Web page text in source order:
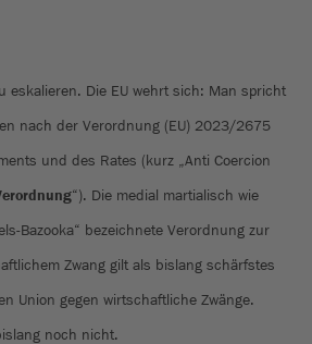
eskalieren. Die EU wehrt sich: Man spricht
nach der Verordnung (EU) 2023/2675
und des Rates (kurz „Anti Coercion
“). Die medial martialisch wie
Bazooka“ bezeichnete Verordnung zur
Zwang gilt als bislang schärfstes
Union gegen wirtschaftliche Zwänge.
noch nicht.